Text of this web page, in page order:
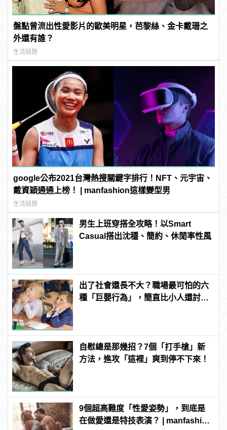
盤點曾流出性愛影片的歐美明星，芭黎絲、金卡戴珊之
外還有誰？
生活話題
google公布2021台灣熱搜關鍵字排行！NFT、元宇宙、
戴資穎通通上榜！ | manfashion這樣變型男
生活話題
男生上班穿搭全攻略！以Smart
Casual搭出沈穩、簡約、休閒率性風
出了社會還長不大？職場最可怕的六
種「巨嬰行為」，簡直比小人還討
自慰總是那幾招？7個「打手槍」新
方法，進攻「這裡」爽到停不下來！
9個超高難度「性愛姿勢」，到底是
在做愛還是特技表演？ | manfashion